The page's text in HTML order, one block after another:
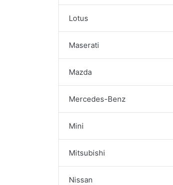
Lotus
Maserati
Mazda
Mercedes-Benz
Mini
Mitsubishi
Nissan